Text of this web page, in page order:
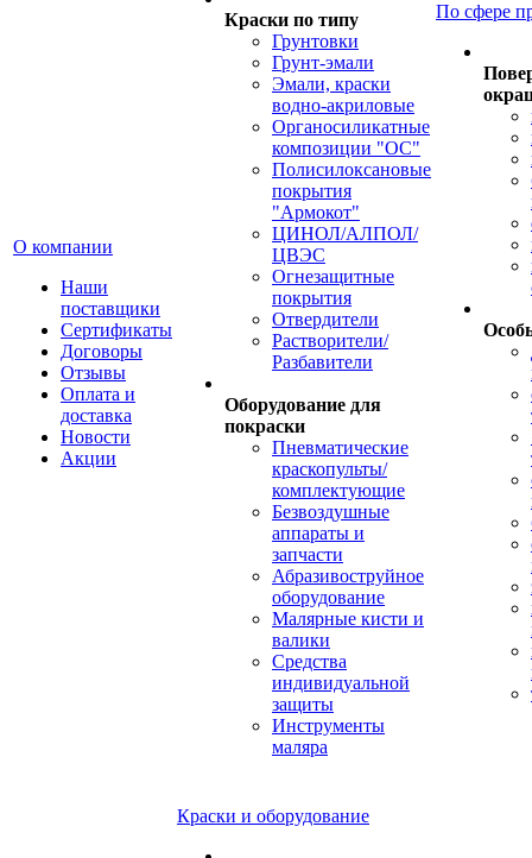
О компании
Наши
поставщики
Сертификаты
Договоры
Отзывы
Оплата и
доставка
Новости
Акции
Краски по типу
Грунтовки
Грунт-эмали
Эмали, краски
водно-акриловые
Органосиликатные
композиции "ОС"
Полисилоксановые
покрытия
"Армокот"
ЦИНОЛ/АЛПОЛ/
ЦВЭС
Огнезащитные
покрытия
Отвердители
Растворители/
Разбавители
Оборудование для
покраски
Пневматические
краскопульты/
комплектующие
Безвоздушные
аппараты и
запчасти
Абразивоструйное
оборудование
Малярные кисти и
валики
Средства
индивидуальной
защиты
Инструменты
маляра
По сфере
Краски и оборудование